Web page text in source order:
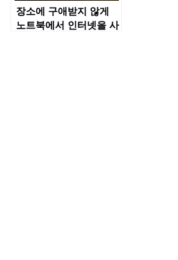
장소에 구애받지 않게
노트북에서 인터넷을 사